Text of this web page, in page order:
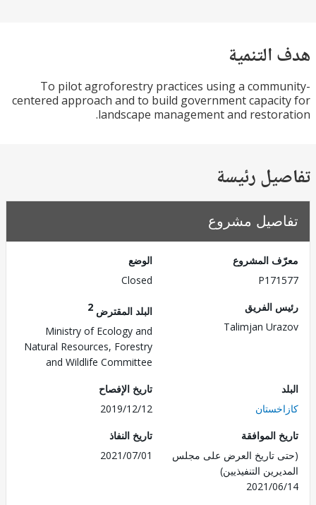
To pilot agroforestry practices using a
centered approach and to build government
landscape management and
رئيسة
مشروع
المشروع
الفريق
Talimjan
البلد المقترض
Ministry of Ecology and
Natural Resources, Forestry
and Wildlife Committee
تاريخ الإفصاح
2019/12/12
الموافقة
تاريخ العرض على مجلس
التنفيذيين)
2021/
تاريخ النفاذ
2021/07/01